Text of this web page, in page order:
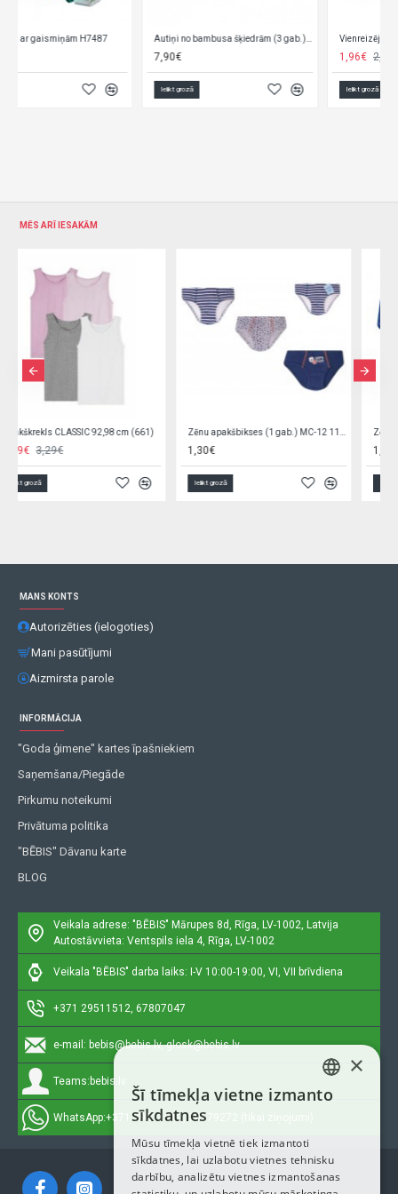
Autiņi no bambusa šķiedrām (3 gab.) 397/10 Vienreizējas apakšbikses 500/L (96 cm) 5 gab.
MĒS ARĪ IESAKĀM
1,30€
Ielikt grozā Ielikt grozā
MANS KONTS
Autorizēties (ielogoties)
Mani pasūtījumi
Aizmirsta parole
INFORMĀCIJA
"Goda ģimene" kartes īpašniekiem
Saņemšana/Piegāde
Pirkumu noteikumi
Privātuma politika
"BĒBIS" Dāvanu karte
BLOG
Veikala adrese: "BĒBIS" Mārupes 8d, Rīga, LV-1002, Latvija
Autostāvvieta: Ventspils iela 4, Rīga, LV-1002
Veikala "BĒBIS" darba laiks: I-V 10:00-19:00, VI, VII brīvdiena
+371 29511512, 67807047
e-mail: bebis@bebis.lv, glosk@bebis.lv
Teams: bebis.lv
WhatsApp:+371 29511512, 20579272 (tikai ziņojumi)
LATVIAN
ENGLISH
×
Šī tīmekļa vietne izmanto
sīkdatnes
Mūsu tīmekļa vietnē tiek izmantoti
sīkdatnes, lai uzlabotu vietnes tehnisku
darbību, analizētu vietnes izmantošanas